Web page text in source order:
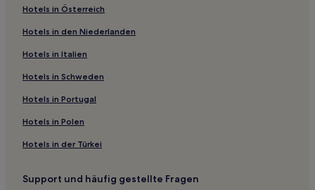
Medicina Hotels
Avaglio Hotels
Vorno Hotels
Roffia Hotels
Palagio Hotels
Marlia Hotels
Cantagrillo Hotels
Cappella Hotels
Hotels in Österreich
Hotels in den Niederlanden
Hotels in Italien
Hotels in Schweden
Hotels in Portugal
Hotels in Polen
Hotels in der Türkei
Support und häufig gestellte Fragen